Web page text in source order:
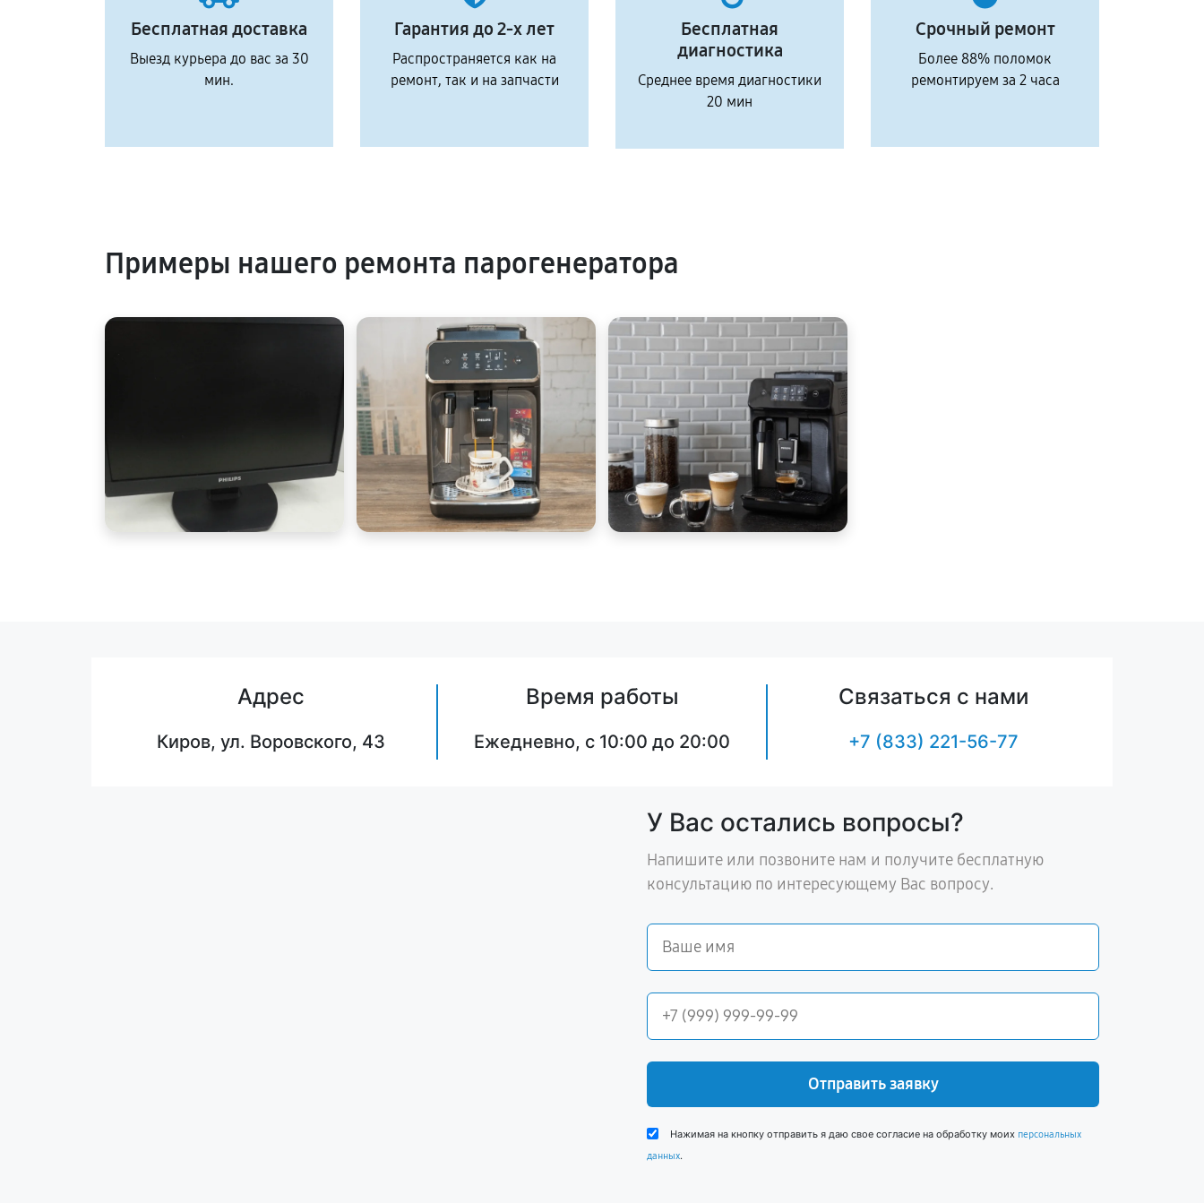
Бесплатная доставка
Выезд курьера до вас за 30
мин.
Гарантия до 2-х лет
Распространяется как на
ремонт, так и на запчасти
Бесплатная
диагностика
Среднее время диагностики
20 мин
Срочный ремонт
Более 88% поломок
ремонтируем за 2 часа
Примеры нашего ремонта парогенератора
Адрес
Киров, ул. Воровского, 43
Время работы
Ежедневно, с 10:00 до 20:00
Связаться с нами
+7 (833) 221-56-77
У Вас остались вопросы?
Напишите или позвоните нам и получите бесплатную
консультацию по интересующему Вас вопросу.
Отправить заявку
Нажимая на кнопку отправить я даю свое согласие на обработку моих персональных
данных.